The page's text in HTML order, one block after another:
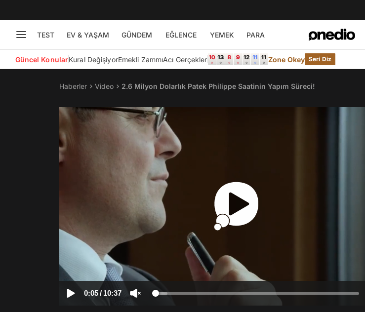
TEST EV & YAŞAM GÜNDEM EĞLENCE YEMEK PARA
Güncel KonularKural DeğişiyorEmekli ZammıAcı Gerçekler Zone Okey Seri Diz
Haberler Video 2.6 Milyon Dolarlık Patek Philippe Saatinin Yapım Süreci!
0:05/ 10:37